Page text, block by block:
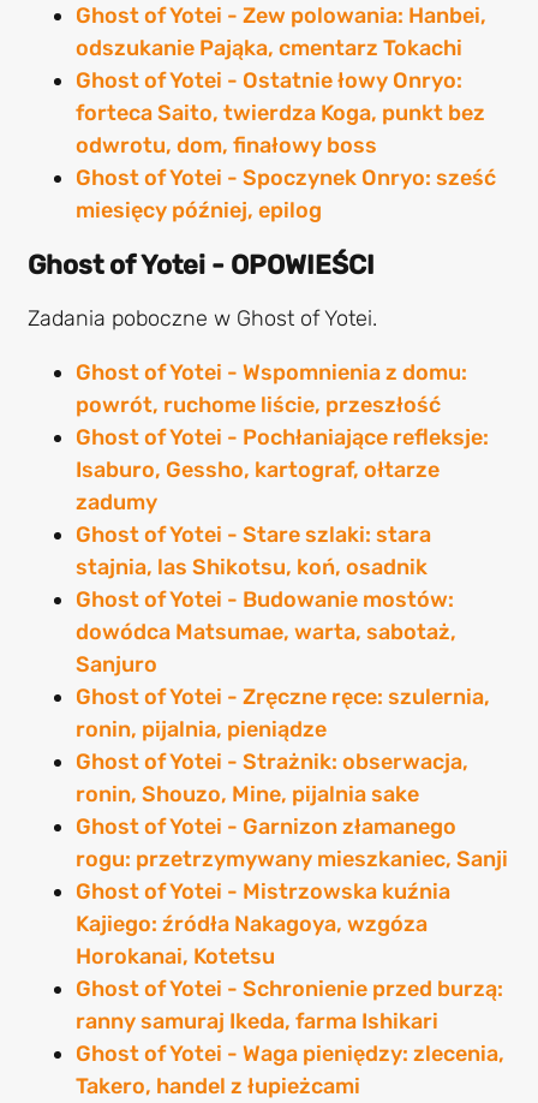
Ghost of Yotei - Zew polowania: Hanbei,
odszukanie Pająka, cmentarz Tokachi
Ghost of Yotei - Ostatnie łowy Onryo:
forteca Saito, twierdza Koga, punkt bez
odwrotu, dom, finałowy boss
Ghost of Yotei - Spoczynek Onryo: sześć
miesięcy później, epilog
Ghost of Yotei - OPOWIEŚCI
Zadania poboczne w Ghost of Yotei.
Ghost of Yotei - Wspomnienia z domu:
powrót, ruchome liście, przeszłość
Ghost of Yotei - Pochłaniające refleksje:
Isaburo, Gessho, kartograf, ołtarze
zadumy
Ghost of Yotei - Stare szlaki: stara
stajnia, las Shikotsu, koń, osadnik
Ghost of Yotei - Budowanie mostów:
dowódca Matsumae, warta, sabotaż,
Sanjuro
Ghost of Yotei - Zręczne ręce: szulernia,
ronin, pijalnia, pieniądze
Ghost of Yotei - Strażnik: obserwacja,
ronin, Shouzo, Mine, pijalnia sake
Ghost of Yotei - Garnizon złamanego
rogu: przetrzymywany mieszkaniec, Sanji
Ghost of Yotei - Mistrzowska kuźnia
Kajiego: źródła Nakagoya, wzgóza
Horokanai, Kotetsu
Ghost of Yotei - Schronienie przed burzą:
ranny samuraj Ikeda, farma Ishikari
Ghost of Yotei - Waga pieniędzy: zlecenia,
Takero, handel z łupieżcami